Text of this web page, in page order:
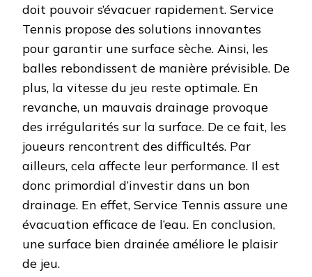
doit pouvoir s’évacuer rapidement. Service
Tennis propose des solutions innovantes
pour garantir une surface sèche. Ainsi, les
balles rebondissent de manière prévisible. De
plus, la vitesse du jeu reste optimale. En
revanche, un mauvais drainage provoque
des irrégularités sur la surface. De ce fait, les
joueurs rencontrent des difficultés. Par
ailleurs, cela affecte leur performance. Il est
donc primordial d’investir dans un bon
drainage. En effet, Service Tennis assure une
évacuation efficace de l’eau. En conclusion,
une surface bien drainée améliore le plaisir
de jeu.